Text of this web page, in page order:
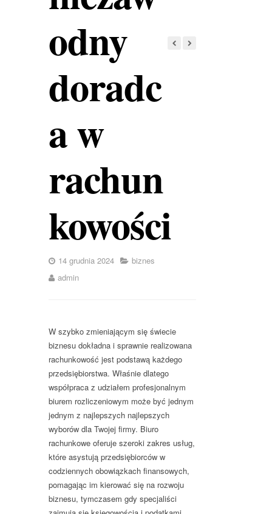
odny
doradc
a w
rachun
kowości
14 grudnia 2024
biznes
admin
W szybko zmieniającym się świecie
biznesu dokładna i sprawnie realizowana
rachunkowość jest podstawą każdego
przedsiębiorstwa. Właśnie dlatego
współpraca z udziałem profesjonalnym
biurem rozliczeniowym może być jednym
jednym z najlepszych najlepszych
wyborów dla Twojej firmy. Biuro
rachunkowe oferuje szeroki zakres usług,
które asystują przedsiębiorców w
codziennych obowiązkach finansowych,
pomagając im kierować się na rozwoju
biznesu, tymczasem gdy specjaliści